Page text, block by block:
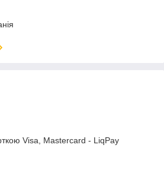
Visa, Mastercard - LiqPay